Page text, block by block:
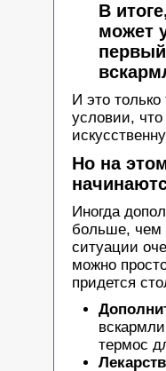
В
может
И это
условии,
Но на
Иногда
больше, чем
ситуации
можно
придется
термос